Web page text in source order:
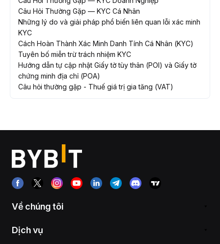
Câu Hỏi Thường Gặp — KYC Cá Nhân
Những lý do và giải pháp phổ biến liên quan lỗi xác minh
KYC
Cách Hoàn Thành Xác Minh Danh Tính Cá Nhân (KYC)
Tuyên bố miễn trừ trách nhiệm KYC
Hướng dẫn tự cập nhật Giấy tờ tùy thân (POI) và Giấy tờ
chứng minh địa chỉ (POA)
Câu hỏi thường gặp - Thuế giá trị gia tăng (VAT)
Về chúng tôi
Dịch vụ